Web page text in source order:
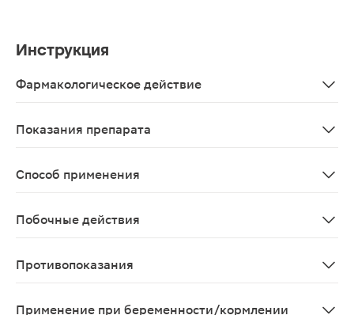
Инструкция
Фармакологическое действие
Показания препарата
Способ применения
Побочные действия
Противопоказания
Применение при беременности/кормлении